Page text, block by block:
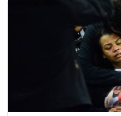
Opens in new window